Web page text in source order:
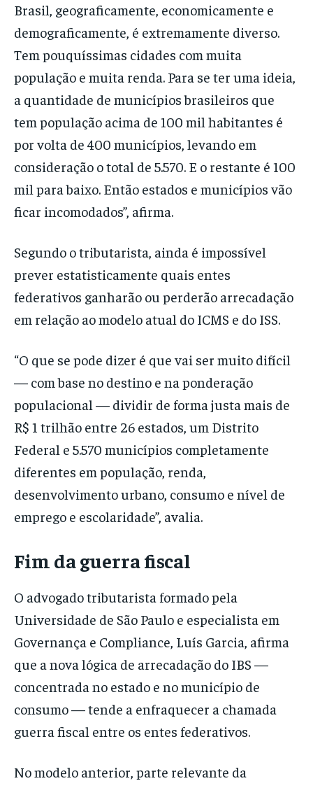
Brasil, geograficamente, economicamente e
demograficamente, é extremamente diverso.
Tem pouquíssimas cidades com muita
população e muita renda. Para se ter uma ideia,
a quantidade de municípios brasileiros que
tem população acima de 100 mil habitantes é
por volta de 400 municípios, levando em
consideração o total de 5.570. E o restante é 100
mil para baixo. Então estados e municípios vão
ficar incomodados”, afirma.
Segundo o tributarista, ainda é impossível
prever estatisticamente quais entes
federativos ganharão ou perderão arrecadação
em relação ao modelo atual do ICMS e do ISS.
“O que se pode dizer é que vai ser muito difícil
— com base no destino e na ponderação
populacional — dividir de forma justa mais de
R$ 1 trilhão entre 26 estados, um Distrito
Federal e 5.570 municípios completamente
diferentes em população, renda,
desenvolvimento urbano, consumo e nível de
emprego e escolaridade”, avalia.
Fim da guerra fiscal
O advogado tributarista formado pela
Universidade de São Paulo e especialista em
Governança e Compliance, Luís Garcia, afirma
que a nova lógica de arrecadação do IBS —
concentrada no estado e no município de
consumo — tende a enfraquecer a chamada
guerra fiscal entre os entes federativos.
No modelo anterior, parte relevante da